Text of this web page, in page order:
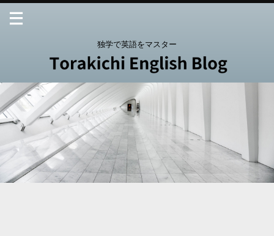
独学で英語をマスター